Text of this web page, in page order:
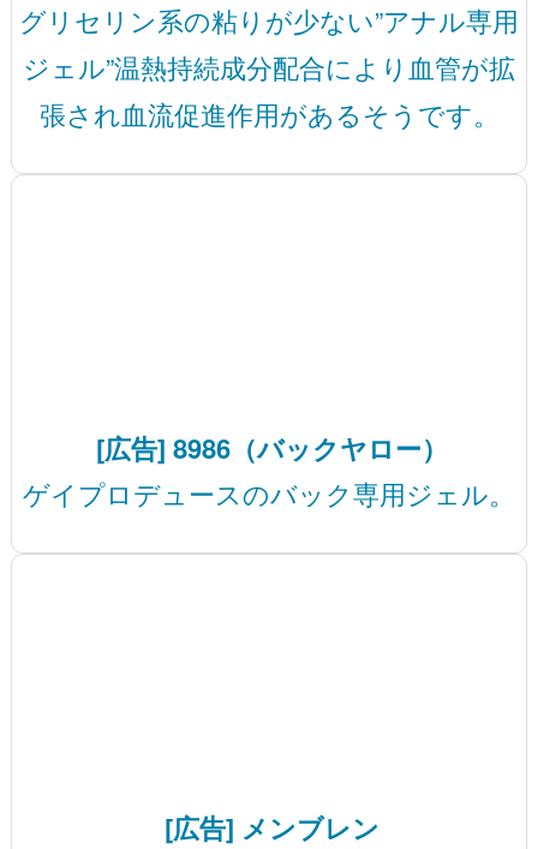
グリセリン系の粘りが少ない”アナル専用
ジェル”温熱持続成分配合により血管が拡
張され血流促進作用があるそうです。
[広告] 8986（バックヤロー）
ゲイプロデュースのバック専用ジェル。
[広告] メンブレン